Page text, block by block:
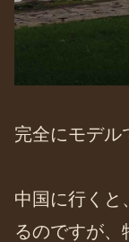
完全にモデル
中国に行くと
るのですが、